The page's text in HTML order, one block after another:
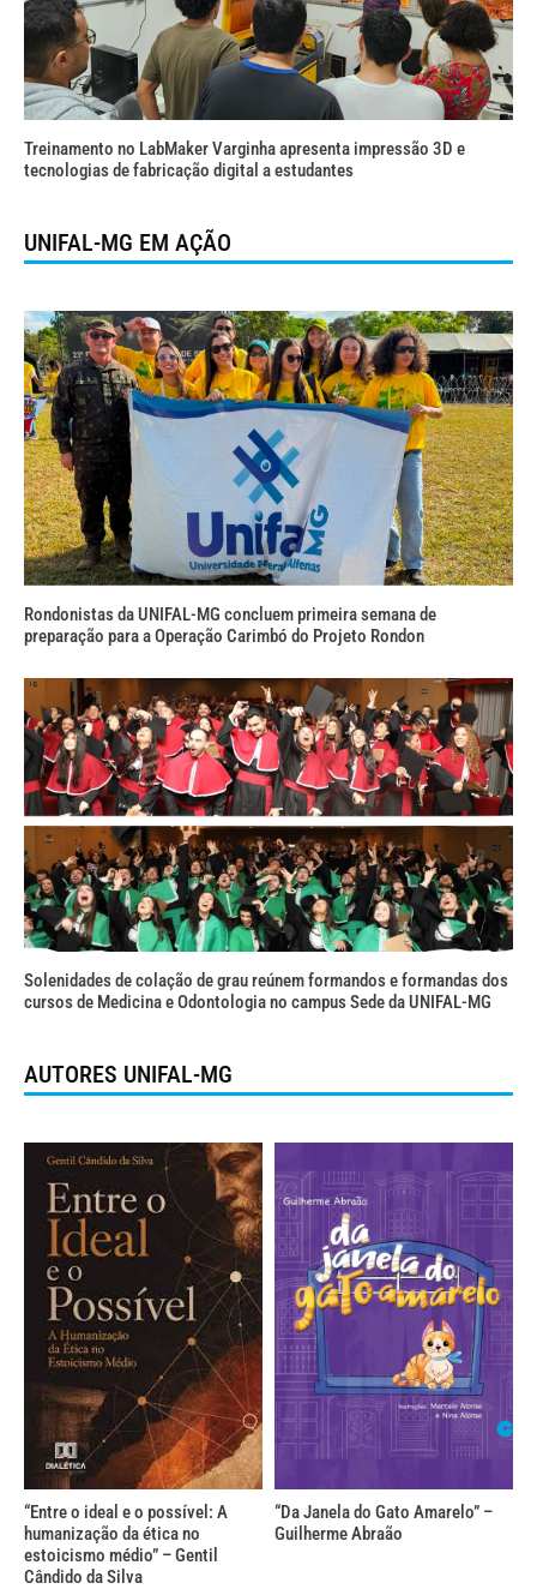
Treinamento no LabMaker Varginha apresenta impressão 3D e
tecnologias de fabricação digital a estudantes
UNIFAL-MG EM AÇÃO
Rondonistas da UNIFAL-MG concluem primeira semana de
preparação para a Operação Carimbó do Projeto Rondon
Solenidades de colação de grau reúnem formandos e formandas dos
cursos de Medicina e Odontologia no campus Sede da UNIFAL-MG
AUTORES UNIFAL-MG
“Entre o ideal e o possível: A
humanização da ética no
estoicismo médio” – Gentil
Cândido da Silva
“Da Janela do Gato Amarelo” –
Guilherme Abraão